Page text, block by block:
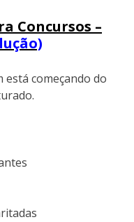
Concursos –
está começando do